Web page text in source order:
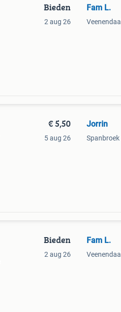
Bieden
2 aug 26
Fam L.
Veenendaal
€ 5,50
5 aug 26
Jorrin
Spanbroek
Bieden
2 aug 26
Fam L.
Veenendaal